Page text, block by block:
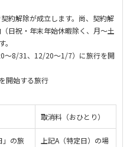
約解除が成立します。尚、契約解
日祝・年末年始休暇除く、月～土
～8/31、12/20～1/7）に旅行を開
開始する旅行
取消料（おひとり）
」の旅
上記A（特定日）の場